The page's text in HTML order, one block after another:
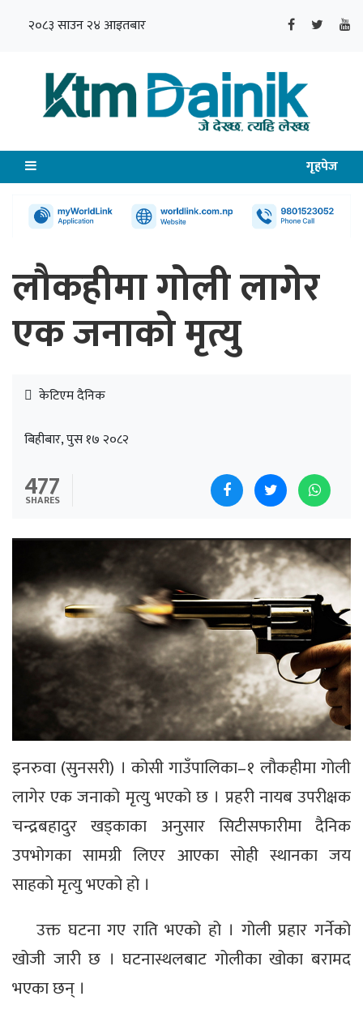
२०८३ साउन २४ आइतबार
गृहपेज
लौकहीमा गोली लागेर
एक जनाको मृत्यु
केटिएम दैनिक
बिहीबार, पुस १७ २०८२
477
SHARES
इनरुवा (सुनसरी) । कोसी गाउँपालिका–१ लौकहीमा गोली
लागेर एक जनाको मृत्यु भएको छ । प्रहरी नायब उपरीक्षक
चन्द्रबहादुर खड्काका अनुसार सिटीसफारीमा दैनिक
उपभोगका सामग्री लिएर आएका सोही स्थानका जय
साहको मृत्यु भएको हो ।
उक्त घटना गए राति भएको हो । गोली प्रहार गर्नेको
खोजी जारी छ । घटनास्थलबाट गोलीका खोका बरामद
भएका छन् ।